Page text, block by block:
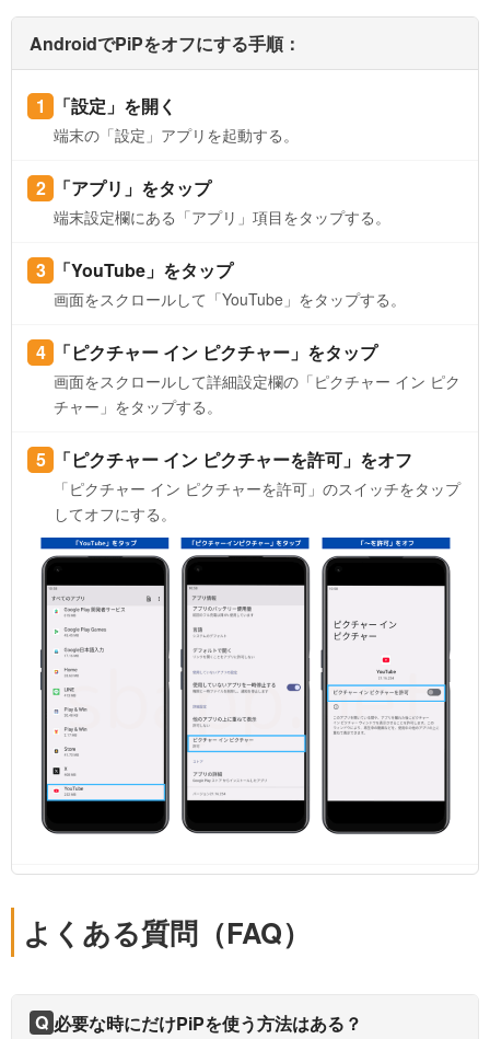
AndroidでPiPをオフにする手順：
「設定」を開く
端末の「設定」アプリを起動する。
「アプリ」をタップ
端末設定欄にある「アプリ」項目をタップする。
「YouTube」をタップ
画面をスクロールして「YouTube」をタップする。
「ピクチャー イン ピクチャー」をタップ
画面をスクロールして詳細設定欄の「ピクチャー イン ピク
チャー」をタップする。
「ピクチャー イン ピクチャーを許可」をオフ
「ピクチャー イン ピクチャーを許可」のスイッチをタップ
してオフにする。
よくある質問（FAQ）
Q 必要な時にだけPiPを使う方法はある？